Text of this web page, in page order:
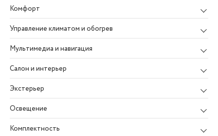
Комфорт
Управление климатом и обогрев
Мультимедиа и навигация
Салон и интерьер
Экстерьер
Освещение
Комплектность